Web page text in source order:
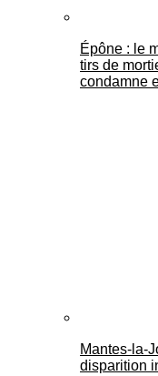
Épône : le
tirs de
condamne
Mantes-la-
disparition